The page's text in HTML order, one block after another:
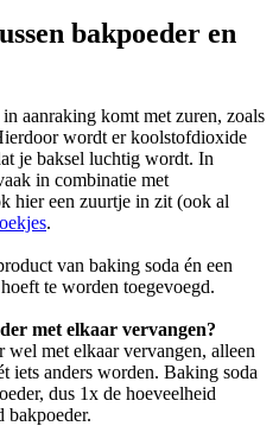
bakpoeder en
aanraking komt met zuren, zoals
wordt er koolstofdioxide
je baksel luchtig wordt. In
in combinatie met
hier een zuurtje in zit (ook al
.
van baking soda én een
te worden toegevoegd.
met elkaar vervangen?
wel met elkaar vervangen, alleen
iets anders worden. Baking soda
dus 1x de hoeveelheid
bakpoeder.